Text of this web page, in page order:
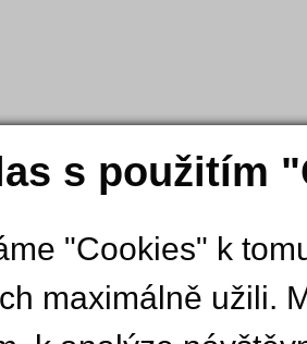
s použitím
"Cookies" k
maximálně užili.